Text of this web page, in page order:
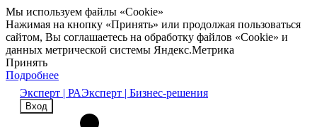
Мы используем файлы «Cookie»
Нажимая на кнопку «Принять» или продолжая пользоваться
сайтом, Вы соглашаетесь на обработку файлов «Cookie» и
данных метрической системы Яндекс.Метрика
Принять
Подробнее
Эксперт | РАЭксперт | Бизнес-решения
Вход